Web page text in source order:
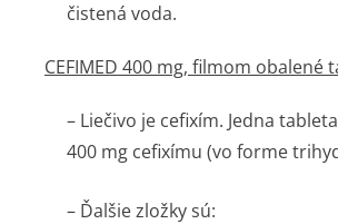
čistená voda.
CEFIMED 400 mg, filmom obalené
– Liečivo je cefixím. Jedna
400 mg cefixímu (vo forme
– Ďalšie zložky sú: